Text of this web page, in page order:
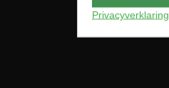
Privacyverklaring